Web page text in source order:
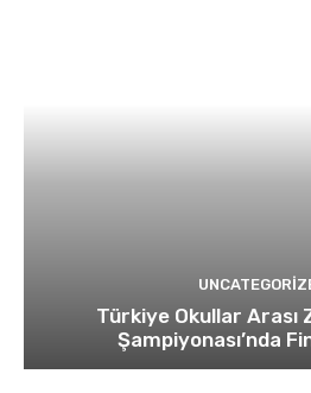
Türkiye Okullar Arası
Şampiyonası’nda